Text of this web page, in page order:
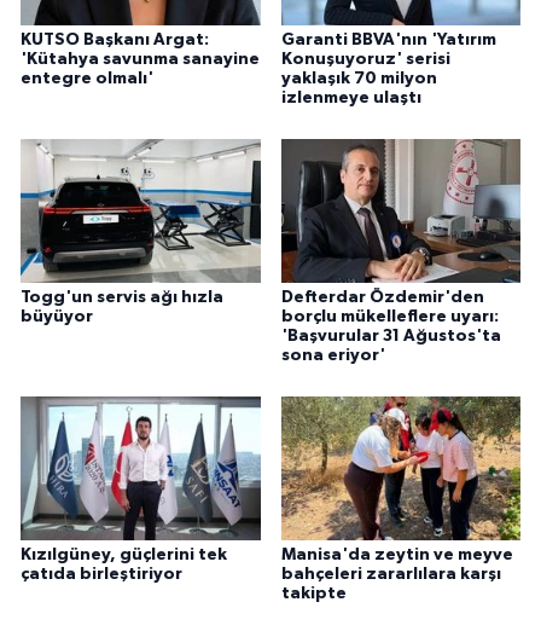
KUTSO Başkanı Argat:
'Kütahya savunma sanayine
entegre olmalı'
Garanti BBVA'nın 'Yatırım
Konuşuyoruz' serisi
yaklaşık 70 milyon
izlenmeye ulaştı
Togg'un servis ağı hızla
büyüyor
Defterdar Özdemir'den
borçlu mükelleflere uyarı:
'Başvurular 31 Ağustos'ta
sona eriyor'
Kızılgüney, güçlerini tek
çatıda birleştiriyor
Manisa'da zeytin ve meyve
bahçeleri zararlılara karşı
takipte